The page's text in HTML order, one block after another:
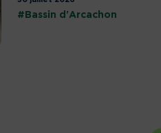
#Bassin d'Arcachon